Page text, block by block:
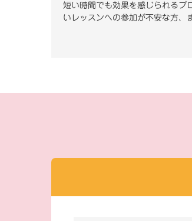
短い時間でも効果を感じられるプ
いレッスンへの参加が不安な方、